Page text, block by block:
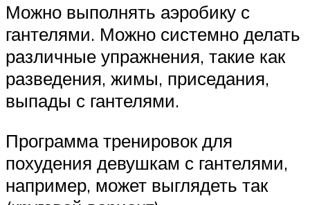
Можно выполнять аэробику с
гантелями. Можно системно делать
различные упражнения, такие как
разведения, жимы, приседания,
выпады с гантелями.
Программа тренировок для
похудения девушкам с гантелями,
например, может выглядеть так